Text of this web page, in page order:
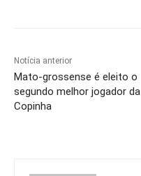
Notícia anterior
Mato-grossense é eleito o
segundo melhor jogador da
Copinha